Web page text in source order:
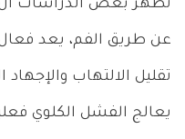
تظهر بعض الدراسات
عن طريق الفم، يعد
تقليل الالتهاب
يعالج الفشل الكلوي